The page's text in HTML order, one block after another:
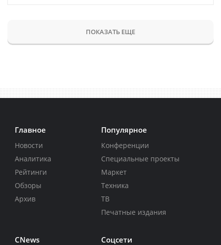
ПОКАЗАТЬ ЕЩЕ
Главное
Новости
Аналитика
Рейтинги
Обзоры
Архив
Популярное
Конференции
Специальные проекты
Маркет
Техника
ТВ
Печатные издания
CNews Соцсети